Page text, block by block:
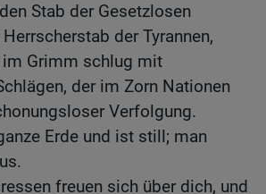
Stab der Gesetzlosen
der Tyrannen,
Grimm schlug mit
der im Zorn Nationen
Verfolgung.
Erde und ist still; man
freuen sich über dich, und